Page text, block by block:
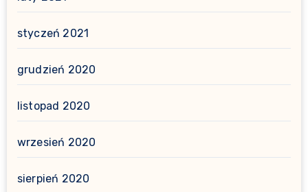
styczeń 2021
grudzień 2020
listopad 2020
wrzesień 2020
sierpień 2020